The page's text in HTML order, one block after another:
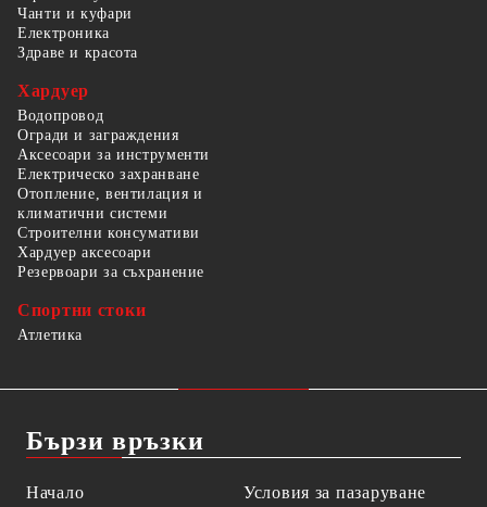
Чанти и куфари
Електроника
Здраве и красота
Хардуер
Водопровод
Огради и заграждения
Аксесоари за инструменти
Електрическо захранване
Отопление, вентилация и
климатични системи
Строителни консумативи
Хардуер аксесоари
Резервоари за съхранение
Спортни стоки
Атлетика
Бързи връзки
Начало
Условия за пазаруване